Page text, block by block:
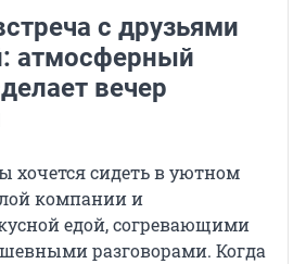
с друзьями
атмосферный
вечер
хочется сидеть в уютном
компании и
едой, согревающими
разговорами. Когда